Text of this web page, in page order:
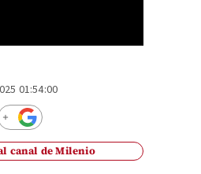
01:54:00
canal de Milenio